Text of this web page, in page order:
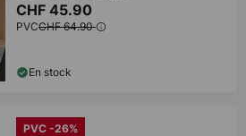
CHF 45.90
PVCCHF 64.90
En stock
PVC -26%